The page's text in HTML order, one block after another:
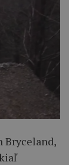
Bryceland,